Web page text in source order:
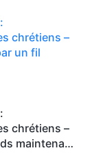
chrétiens –
un fil
chrétiens –
maintenant